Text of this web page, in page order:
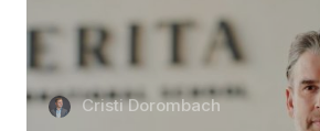
Cristi Dorombach